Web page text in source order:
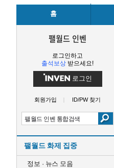
홈
팰월드 인벤
로그인하고
출석보상 받으세요!
로그인
회원가입 ID/PW 찾기
팰월드 화제 집중
정보 · 뉴스 모음